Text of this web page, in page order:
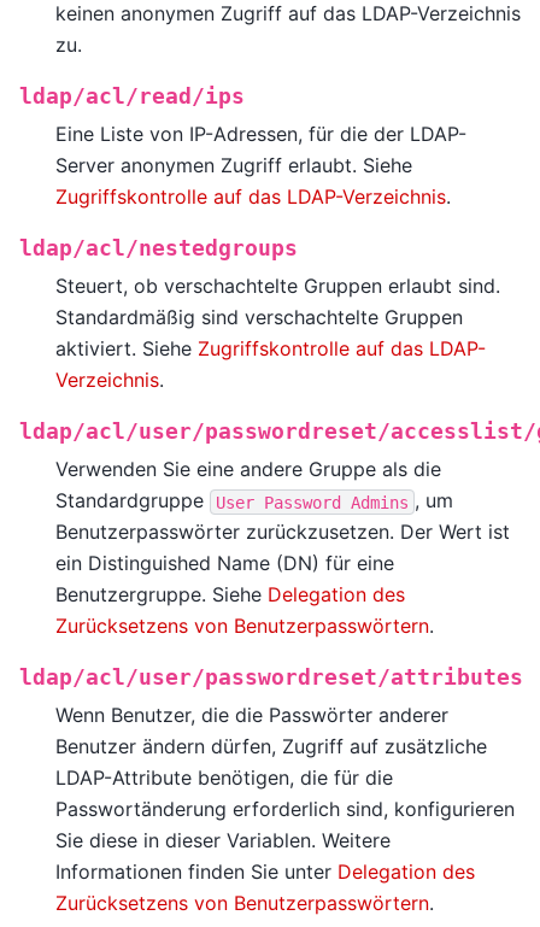
keinen anonymen Zugriff auf das LDAP-Verzeichnis
zu.
ldap/acl/read/ips
Eine Liste von IP-Adressen, für die der LDAP-
Server anonymen Zugriff erlaubt. Siehe
Zugriffskontrolle auf das LDAP-Verzeichnis.
ldap/acl/nestedgroups
Steuert, ob verschachtelte Gruppen erlaubt sind.
Standardmäßig sind verschachtelte Gruppen
aktiviert. Siehe Zugriffskontrolle auf das LDAP-
Verzeichnis.
ldap/acl/user/passwordreset/accesslist/
Verwenden Sie eine andere Gruppe als die
Standardgruppe
User Password Admins , um
Benutzerpasswörter zurückzusetzen. Der Wert ist
ein Distinguished Name (DN) für eine
Benutzergruppe. Siehe Delegation des
Zurücksetzens von Benutzerpasswörtern.
ldap/acl/user/passwordreset/attributes
Wenn Benutzer, die die Passwörter anderer
Benutzer ändern dürfen, Zugriff auf zusätzliche
LDAP-Attribute benötigen, die für die
Passwortänderung erforderlich sind, konfigurieren
Sie diese in dieser Variablen. Weitere
Informationen finden Sie unter Delegation des
Zurücksetzens von Benutzerpasswörtern.